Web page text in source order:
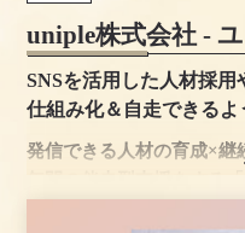
uniple株式会社 -
SNSを活用した人材採用
仕組み化＆自走できるよ
発信できる人材の育成×継